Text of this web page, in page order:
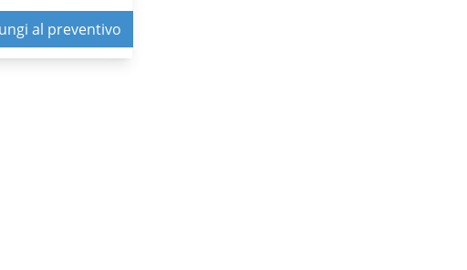
al preventivo